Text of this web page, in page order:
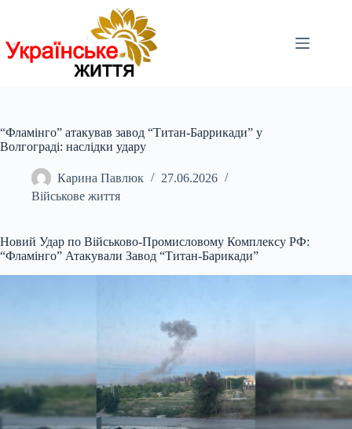
“Фламінго” атакував завод “Титан-Баррикади” у
Волгограді: наслідки удару
Карина Павлюк
27.06.2026
Військове життя
Новий Удар по Військово-Промисловому Комплексу РФ:
“Фламінго” Атакували Завод “Титан-Барикади”